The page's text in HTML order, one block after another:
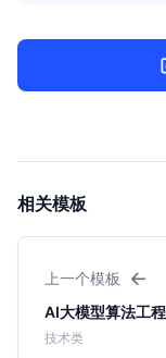
相关模板
上一个模板 ←
AI大模型算法工
技术类